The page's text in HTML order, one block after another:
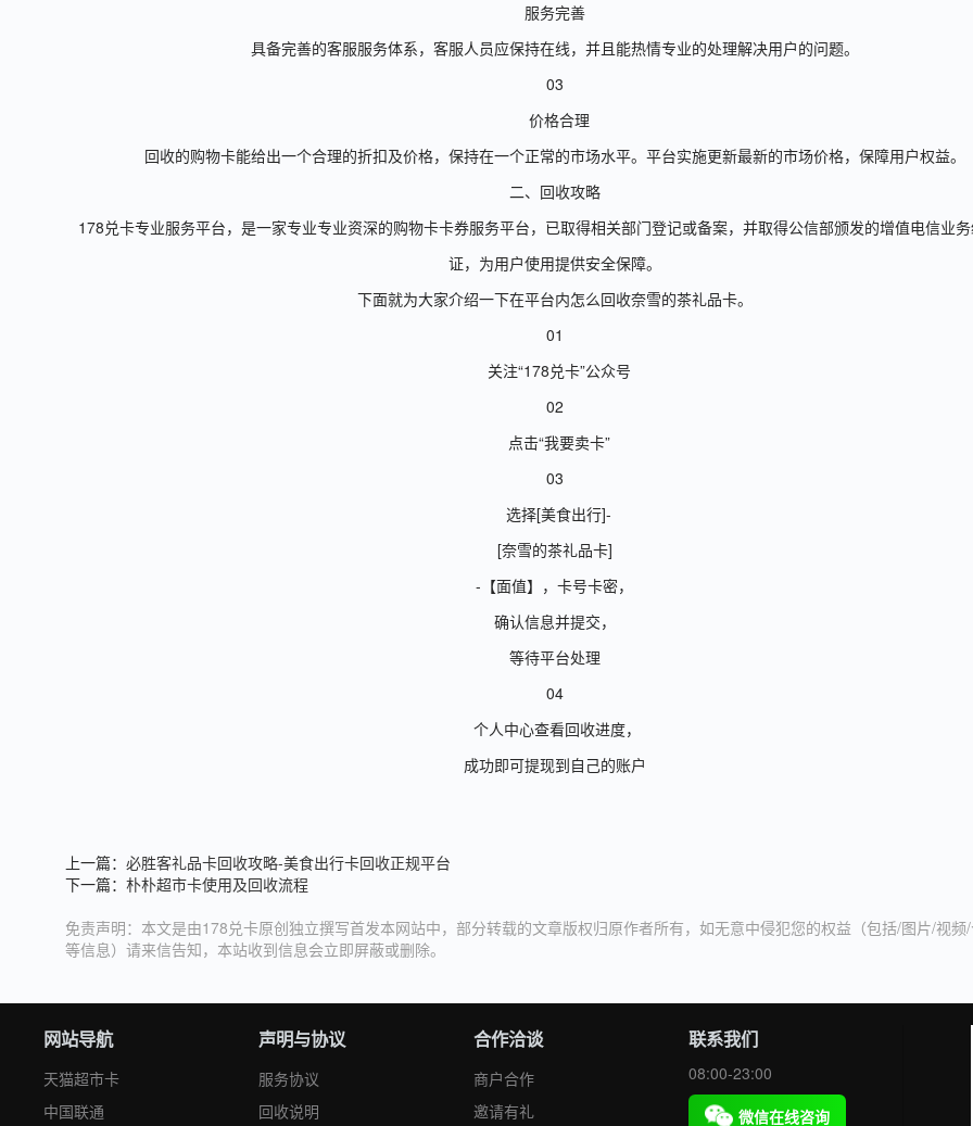
服务完善
具备完善的客服服务体系，客服人员应保持在线，并且能热情专业的处理解决用户的问题。
03
价格合理
回收的购物卡能给出一个合理的折扣及价格，保持在一个正常的市场水平。平台实施更新最新的市场价格，保障用户权益。
二、回收攻略
178兑卡专业服务平台，是一家专业专业资深的购物卡卡券服务平台，已取得相关部门登记或备案，并取得公信部颁发的增值电信业
证，为用户使用提供安全保障。
下面就为大家介绍一下在平台内怎么回收奈雪的茶礼品卡。
01
关注“178兑卡”公众号
02
点击“我要卖卡”
03
选择[美食出行]-
[奈雪的茶礼品卡]
-【面值】，卡号卡密，
确认信息并提交，
等待平台处理
04
个人中心查看回收进度，
成功即可提现到自己的账户
上一篇： 必胜客礼品卡回收攻略-美食出行卡回收正规平台
下一篇： 朴朴超市卡使用及回收流程
免责声明：本文是由178兑卡原创独立撰写首发本网站中，部分转载的文章版权归原作者所有，如无意中侵犯您的权益（包括/图片/视频
等信息）请来信告知，本站收到信息会立即屏蔽或删除。
网站导航
天猫超市卡
中国联通
声明与协议
服务协议
回收说明
合作洽谈
商户合作
邀请有礼
联系我们
08:00-23:00
微信在线咨询